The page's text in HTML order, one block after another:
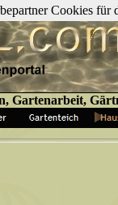
Gartenarbeit,
Cookies